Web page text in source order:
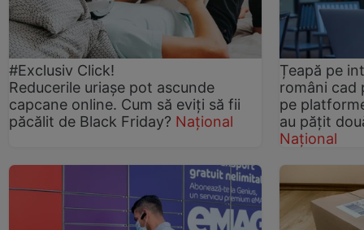
#Exclusiv Click!
Reducerile uriașe pot ascunde
capcane online. Cum să eviți să fii
păcălit de Black Friday? Național
Țeapă pe
români cad
pe
au pățit
Național